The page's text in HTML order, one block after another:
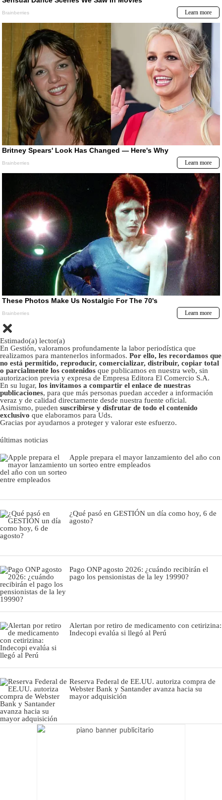
Estimado(a) lector(a)
En Gestión, valoramos profundamente la labor periodística que
realizamos para mantenerlos informados. Por ello, les recordamos que
no está permitido, reproducir, comercializar, distribuir, copiar total
o parcialmente los contenidos que publicamos en nuestra web, sin
autorizacion previa y expresa de Empresa Editora El Comercio S.A.
En su lugar, los invitamos a compartir el enlace de nuestras
publicaciones, para que más personas puedan acceder a información
veraz y de calidad directamente desde nuestra fuente oficial.
Asimismo, pueden suscribirse y disfrutar de todo el contenido
exclusivo que elaboramos para Uds.
Gracias por ayudarnos a proteger y valorar este esfuerzo.
últimas noticias
Apple prepara el mayor lanzamiento del año con
un sorteo entre empleados
¿Qué pasó en GESTIÓN un día como hoy, 6 de
agosto?
Pago ONP agosto 2026: ¿cuándo recibirán el
pago los pensionistas de la ley 19990?
Alertan por retiro de medicamento con cetirizina:
Indecopi evalúa si llegó al Perú
Reserva Federal de EE.UU. autoriza compra de
Webster Bank y Santander avanza hacia su
mayor adquisición